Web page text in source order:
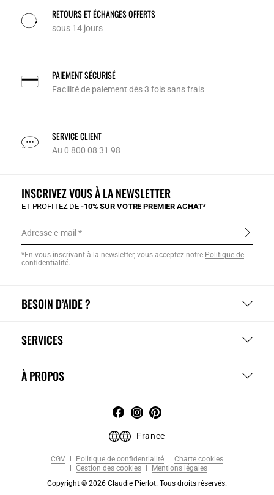
RETOURS ET ÉCHANGES OFFERTS
sous 14 jours
PAIEMENT SÉCURISÉ
Facilité de paiement dès 3 fois sans frais
SERVICE CLIENT
Au 0 800 08 31 98
BESOIN D’AIDE ?
SERVICES
À PROPOS
INSCRIVEZ VOUS À LA NEWSLETTER
ET PROFITEZ DE-10% SUR VOTRE PREMIER ACHAT*
Adresse e-mail
*En vous inscrivant à la newsletter, vous acceptez notre Politique de
confidentialité.
France
CGV Politique de confidentialité
Charte cookies
Gestion des cookies
Mentions légales
Copyright © 2026 Claudie Pierlot. Tous droits réservés.